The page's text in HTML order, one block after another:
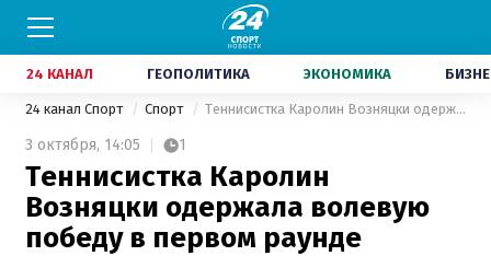
24 КАНАЛ ГЕОПОЛИТИКА ЭКОНОМИКА
24 канал Спорт Спорт Теннисистка Каролин Возняцки одержала волевую победу в первом раунде
3 октября, 14:05 1
Теннисистка Каролин
Возняцки одержала волевую
победу в первом раунде